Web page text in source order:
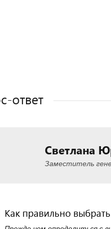
ответ
Светлана
Заместитель
Как правильно